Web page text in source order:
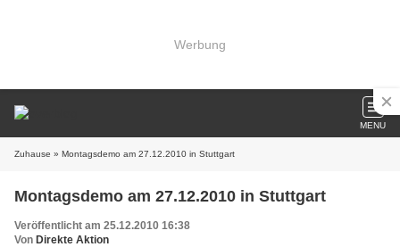
Werbung
MENU
Zuhause » Montagsdemo am 27.12.2010 in Stuttgart
Montagsdemo am 27.12.2010 in Stuttgart
Veröffentlicht am 25.12.2010 16:38
Von Direkte Aktion